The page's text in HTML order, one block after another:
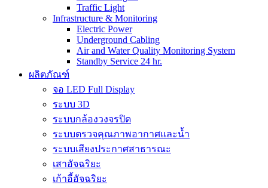
Traffic Light
Infrastructure & Monitoring
Electric Power
Underground Cabling
Air and Water Quality Monitoring System
Standby Service 24 hr.
ผลิตภัณฑ์
จอ LED Full Display
ระบบ 3D
ระบบกล้องวงจรปิด
ระบบตรวจคุณภาพอากาศและน้ำ
ระบบเสียงประกาศสาธารณะ
เสาอัจฉริยะ
เก้าอี้อัจฉริยะ